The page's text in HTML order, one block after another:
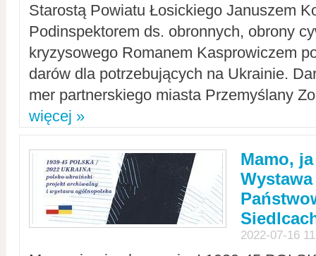
Starostą Powiatu Łosickiego Januszem
Podinspektorem ds. obronnych, obrony
kryzysowego Romanem Kasprowiczem
darów dla potrzebujących na Ukrainie.
mer partnerskiego miasta Przemyślany
więcej »
Mamo,
2022-07-16